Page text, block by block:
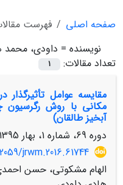
صفحه اصلی
فهرست
نویسنده = داودی، محمد
تعداد مقالات:
1
مقایسه عوامل
مکانی با روش رگرسیون
آبخیز طالقان)
دوره 69، شماره 1، بهار 1395، صفحه
jrwm.2016.61744
الهام مشکوتی، حسن